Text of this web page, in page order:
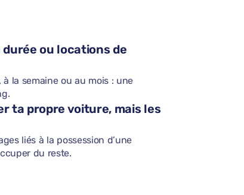
ou locations de
à la semaine ou au mois : une
ta propre voiture, mais les
liés à la possession d’une
du reste.